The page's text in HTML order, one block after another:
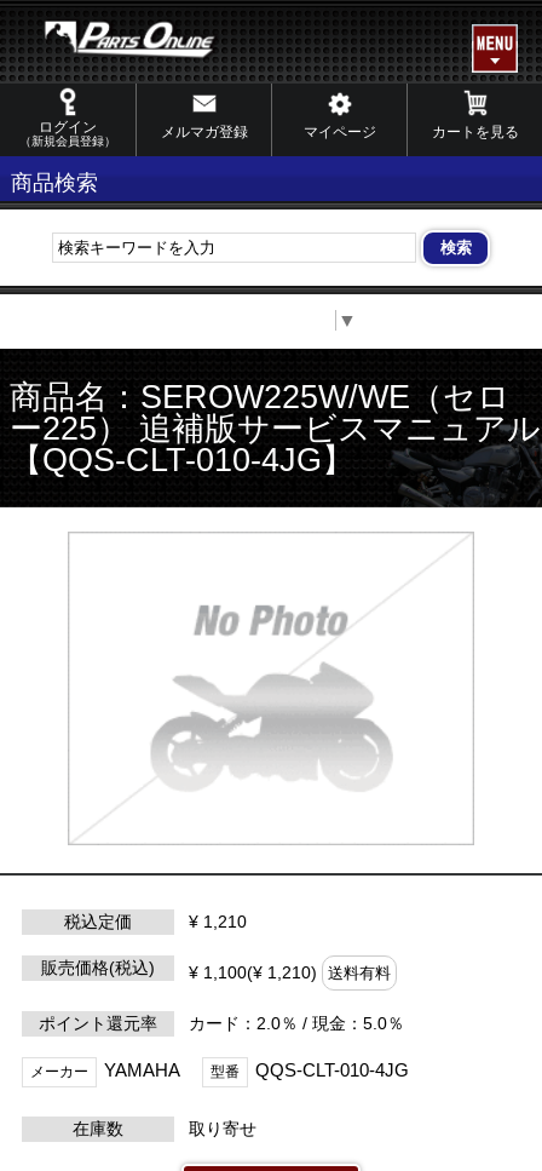
ログイン
（新規会員登録）
メルマガ登録 マイページ カートを見る
商品検索
▼
商品名：SEROW225W/WE（セロ
ー225） 追補版サービスマニュアル
【QQS-CLT-010-4JG】
税込定価 ¥ 1,210
販売価格(税込) ¥ 1,100(¥ 1,210) 送料有料
ポイント還元率 カード：2.0％ / 現金：5.0％
メーカー YAMAHA 型番 QQS-CLT-010-4JG
在庫数 取り寄せ